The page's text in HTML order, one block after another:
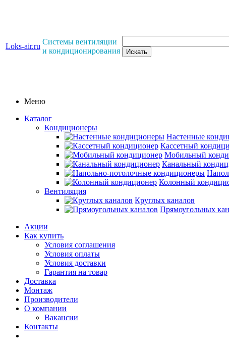
Loks-air.ru
Системы вентиляции
и кондиционирования
Меню
Каталог
Кондиционеры
Настенные
Кассетный
Мобильный
Канальный
Колонный
Вентиляция
Круглых каналов
Прямоугольных
Акции
Как купить
Условия соглашения
Условия оплаты
Условия доставки
Гарантия на товар
Доставка
Монтаж
Производители
О компании
Вакансии
Контакты